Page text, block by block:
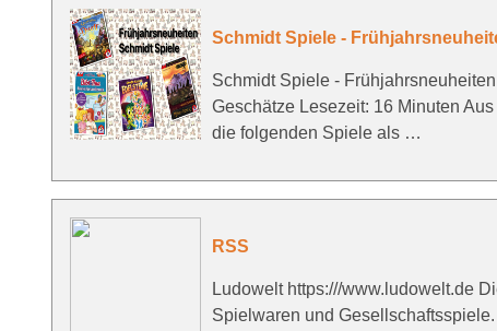
Schmidt Spiele -
Schmidt Spiele -
Geschätze Lesezeit: 16 Minuten
die folgenden Spiele als …
RSS
Ludowelt https:///www.ludowelt.de
Spielwaren und